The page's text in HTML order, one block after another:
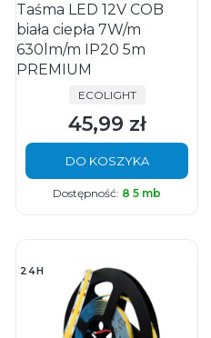
Taśma LED 12V COB
biała ciepła 7W/m
630lm/m IP20 5m
PREMIUM
PRODUCENT
ECOLIGHT
Cena
45,99 zł
DO KOSZYKA
Dostępność: 8 5 mb
24H